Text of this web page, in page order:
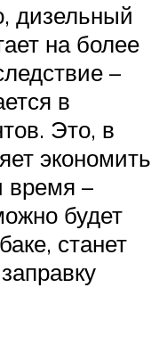
дизельный
на более
–
в
Это, в
экономить
время –
будет
станет